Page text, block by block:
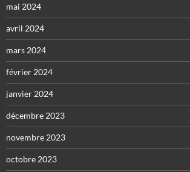
mai 2024
avril 2024
mars 2024
février 2024
janvier 2024
décembre 2023
novembre 2023
octobre 2023